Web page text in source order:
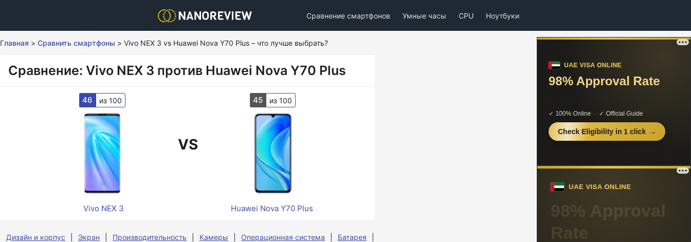
Сравнение смартфонов Умные часы CPU Ноутбуки
Главная > Сравнить смартфоны > Vivo NEX 3 vs Huawei Nova Y70 Plus – что лучше выбрать?
Сравнение: Vivo NEX 3 против Huawei Nova Y70 Plus
46 из 100
VS
45 из 100
Vivo NEX 3 Huawei Nova Y70 Plus
Дизайн и корпус Экран Производительность Камеры Операционная система
Батарея